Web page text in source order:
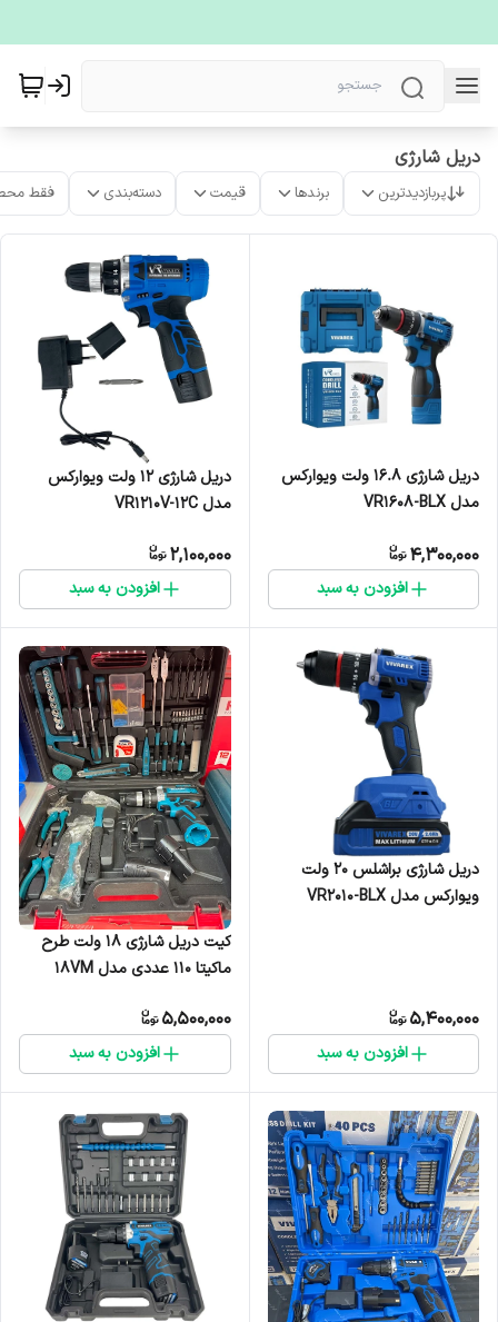
دریل شارژی
پربازدیدترین برندها قیمت دسته‌بندی فقط
دریل شارژی ۱۶.۸ ولت ویوارکس
مدل VR1608-BLX
4,300,000
افزودن به سبد
دریل شارژی ۱۲ ولت ویوارکس
مدل VR1210V-12C
2,100,000
افزودن به سبد
دریل شارژی براشلس ۲۰ ولت
ویوارکس مدل VR2010-BLX
5,400,000
افزودن به سبد
کیت دریل شارژی ۱۸ ولت طرح
ماکیتا ۱۱۰ عددی مدل 18VM
5,500,000
افزودن به سبد